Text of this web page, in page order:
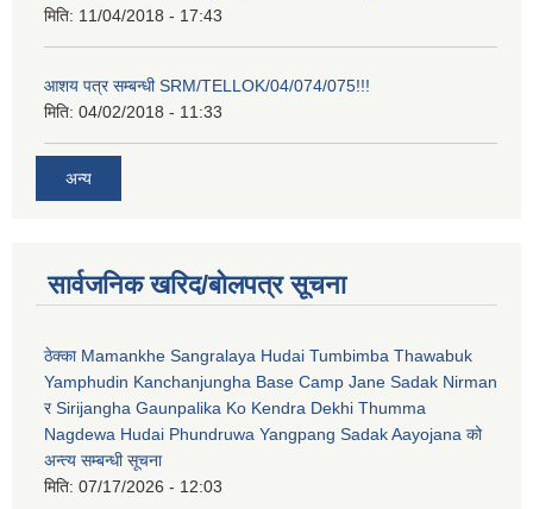
मिति: 11/04/2018 - 17:43
आशय पत्र सम्बन्धी SRM/TELLOK/04/074/075!!!
मिति: 04/02/2018 - 11:33
अन्य
सार्वजनिक खरिद/बोलपत्र सूचना
ठेक्का Mamankhe Sangralaya Hudai Tumbimba Thawabuk
Yamphudin Kanchanjungha Base Camp Jane Sadak Nirman
र Sirijangha Gaunpalika Ko Kendra Dekhi Thumma
Nagdewa Hudai Phundruwa Yangpang Sadak Aayojana को
अन्त्य सम्बन्धी सूचना
मिति: 07/17/2026 - 12:03